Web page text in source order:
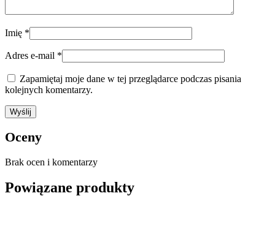
Imię *
Adres e-mail *
Zapamiętaj moje dane w tej przeglądarce podczas pisania
kolejnych komentarzy.
Oceny
Brak ocen i komentarzy
Powiązane produkty